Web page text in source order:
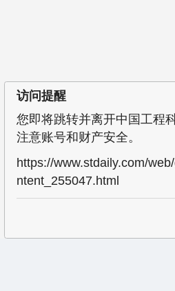
访问提醒
您即将跳转并离开中国工程
注意账号和财产安全。
https://www.stdaily.com/
ntent_255047.html